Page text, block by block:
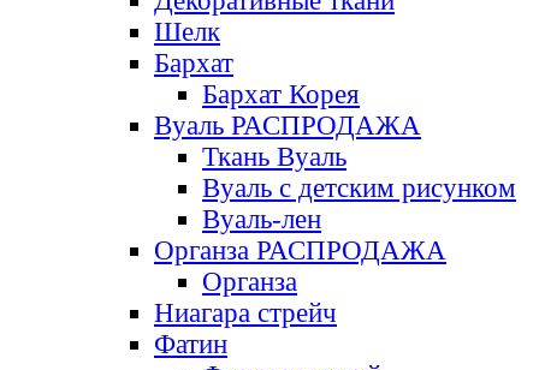
Шелк
Бархат
Бархат Корея
Вуаль РАСПРОДАЖА
Ткань Вуаль
Вуаль с детским рисунком
Вуаль-лен
Органза РАСПРОДАЖА
Органза
Ниагара стрейч
Фатин